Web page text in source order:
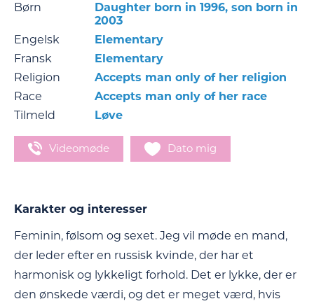
Børn
Daughter born in 1996, son born in
2003
Engelsk
Elementary
Fransk
Elementary
Religion
Accepts man only of her religion
Race
Accepts man only of her race
Tilmeld
Løve
Videomøde Dato mig
Karakter og interesser
Feminin, følsom og sexet. Jeg vil møde en mand,
der leder efter en russisk kvinde, der har et
harmonisk og lykkeligt forhold. Det er lykke, der er
den ønskede værdi, og det er meget værd, hvis